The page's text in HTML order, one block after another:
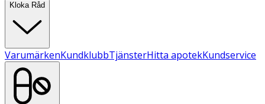
Kloka Råd
VarumärkenKundklubbTjänsterHitta apotekKundservice